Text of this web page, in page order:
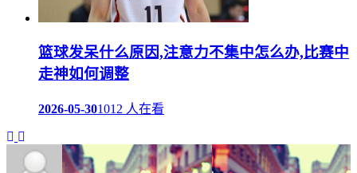
篮球发呆什么原因,注意力不集中怎么办,比赛中
走神如何调整
2026-05-301012 人在看